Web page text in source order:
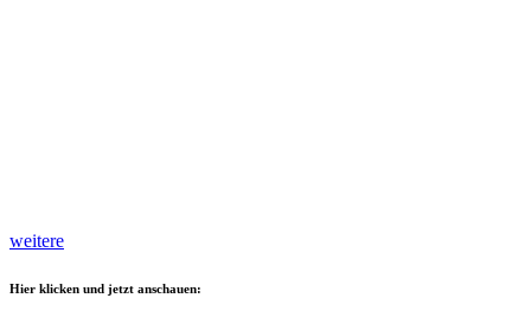
weitere
Hier klicken und jetzt anschauen: